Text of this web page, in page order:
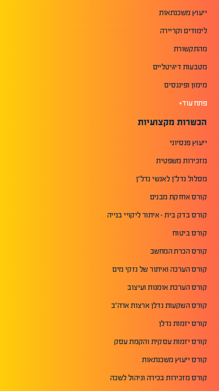
ייעוץ משכנתאות
לימודים וקריירה
מהתקשורת
מטבעות דיגיטליים
מימון ופיננסים
פתח עוד+
הכשרות מקצועיות
ייעוץ פנסיוני
מזכירות משפטית
מסלול נדל"ן לאנשי נדל"ן
קורס אחזקת מבנים
קורס בדק בית - איתור ליקויי בנייה
קורס ביטוח
קורס הכרת המחשב
קורס הערכה ואיתור של נזקי מים
קורס הערכת אומנות ועיצוב
קורס השקעות נדלן ארצות ארה"ב
קורס יזמות נדלן
קורס יזמות עסקית והקמת עסק
קורס ייעוץ משכנתאות
קורס מזכירות בכירה וניהול לשכה